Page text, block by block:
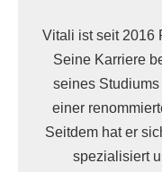
Vitali ist seit 2016
Seine Karriere
seines
einer
Seitdem hat er
spezialisiert